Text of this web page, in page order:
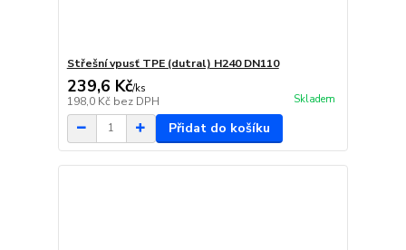
Střešní vpusť TPE (dutral) H240 DN110
239,6 Kč/ks
198,0 Kč bez DPH Skladem
Přidat do košíku